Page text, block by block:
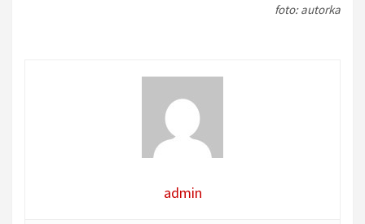
foto: autorka
admin